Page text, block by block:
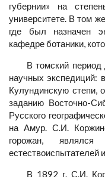
губернии» на
университете. В том
где был назначен
кафедре ботаники,
В томский
научных экспедиций:
Кулундинскую
заданию Восточно-
Русского
на Амур. С.И.
горожан, являлся
естествоиспытателей
В 1892 г. С.И.